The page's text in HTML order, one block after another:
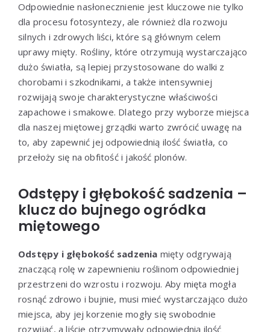
Odpowiednie nasłonecznienie jest kluczowe nie tylko
dla procesu fotosyntezy, ale również dla rozwoju
silnych i zdrowych liści, które są głównym celem
uprawy mięty. Rośliny, które otrzymują wystarczająco
dużo światła, są lepiej przystosowane do walki z
chorobami i szkodnikami, a także intensywniej
rozwijają swoje charakterystyczne właściwości
zapachowe i smakowe. Dlatego przy wyborze miejsca
dla naszej miętowej grządki warto zwrócić uwagę na
to, aby zapewnić jej odpowiednią ilość światła, co
przełoży się na obfitość i jakość plonów.
Odstępy i głębokość sadzenia –
klucz do bujnego ogródka
miętowego
Odstępy i głębokość sadzenia mięty odgrywają
znaczącą rolę w zapewnieniu roślinom odpowiedniej
przestrzeni do wzrostu i rozwoju. Aby mięta mogła
rosnąć zdrowo i bujnie, musi mieć wystarczająco dużo
miejsca, aby jej korzenie mogły się swobodnie
rozwijać, a liście otrzymywały odpowiednią ilość